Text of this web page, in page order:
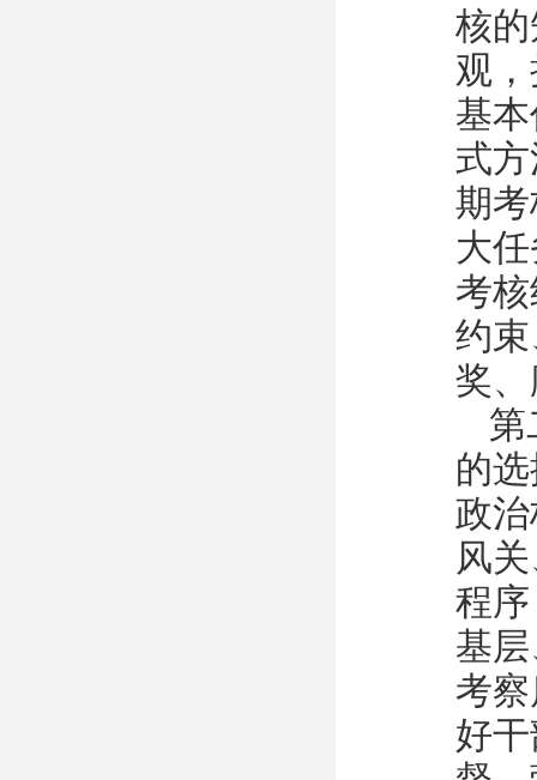
核
观
基
式
期
大
考
约
奖
第
的
政
风
程
基
考
好